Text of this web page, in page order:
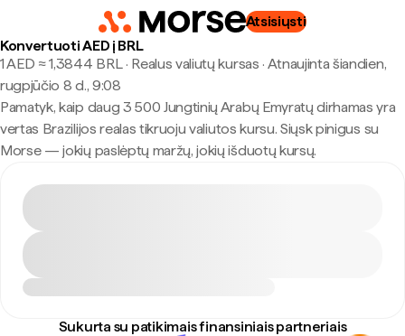
Atsisiųsti
Konvertuoti AED į BRL
1 AED ≈ 1,3844 BRL · Realus valiutų kursas · Atnaujinta šiandien,
rugpjūčio 8 d., 9:08
Pamatyk, kaip daug 3 500 Jungtinių Arabų Emyratų dirhamas yra
vertas Brazilijos realas tikruoju valiutos kursu. Siųsk pinigus su
Morse — jokių paslėptų maržų, jokių išduotų kursų.
Sukurta su patikimais finansiniais partneriais